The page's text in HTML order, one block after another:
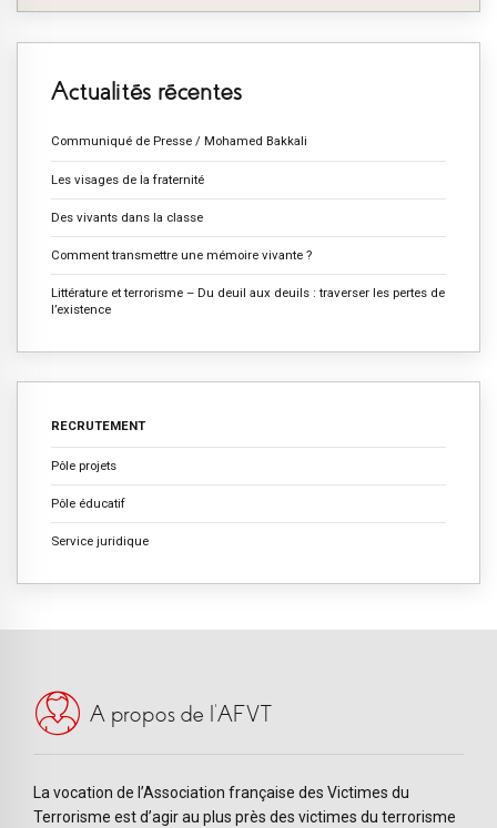
Actualités récentes
Communiqué de Presse / Mohamed Bakkali
Les visages de la fraternité
Des vivants dans la classe
Comment transmettre une mémoire vivante ?
Littérature et terrorisme – Du deuil aux deuils : traverser les pertes de
l’existence
RECRUTEMENT
Pôle projets
Pôle éducatif
Service juridique
A propos de l’AFVT
La vocation de l’Association française des Victimes du
Terrorisme est d’agir au plus près des victimes du terrorisme